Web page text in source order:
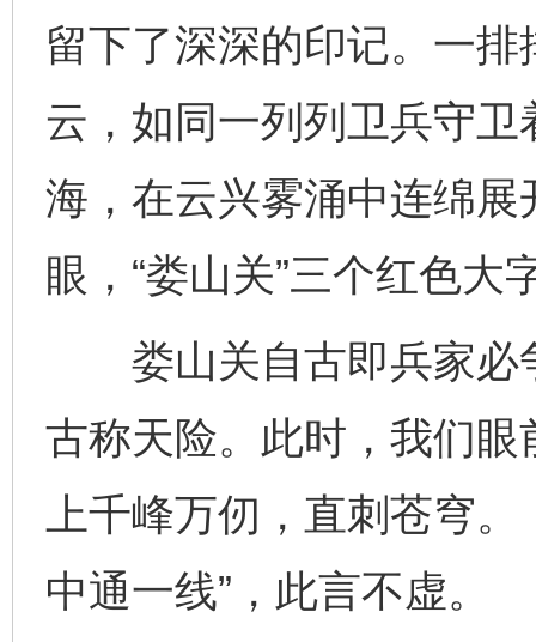
留下了深深的印记。一
云，如同一列列卫兵守
海，在云兴雾涌中连绵
眼，“娄山关”三个红色
娄山关自古即兵家必
古称天险。此时，我们
上千峰万仞，直刺苍穹
中通一线”，此言不虚。